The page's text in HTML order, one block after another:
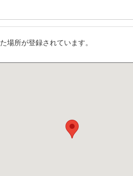
場所が登録されています。